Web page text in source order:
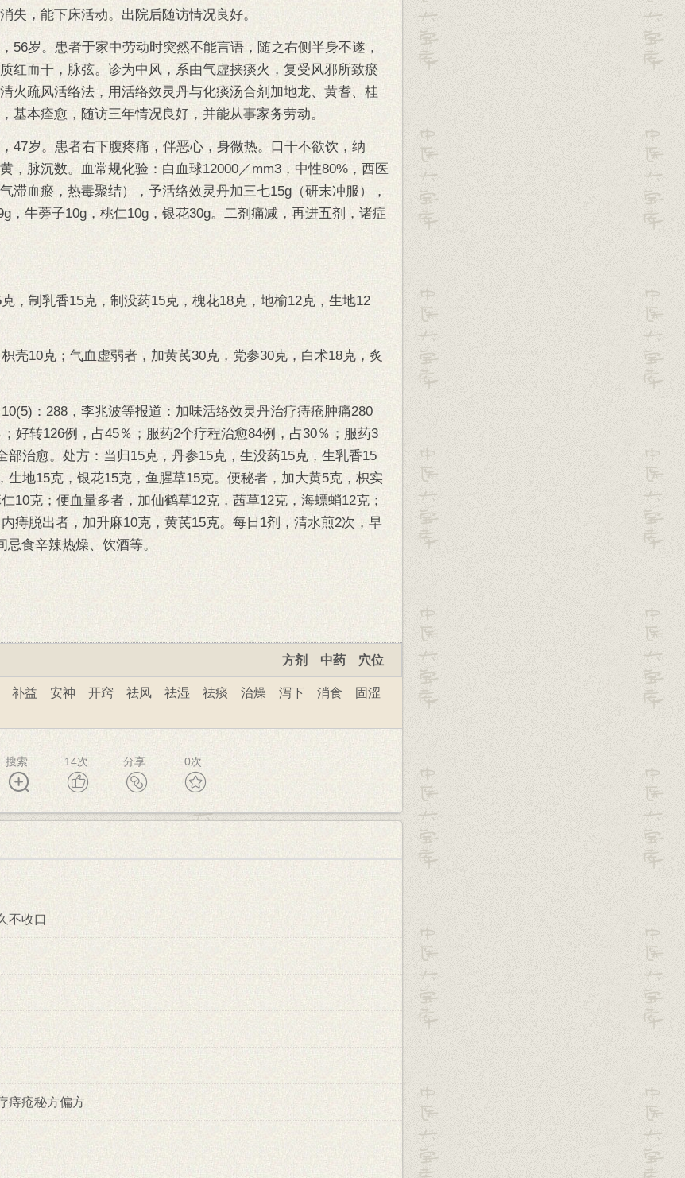
失，能下床活动。出院后随访情况良好。
岁。患者于家中劳动时突然不能言语，随之右侧半身不遂，
红而干，脉弦。诊为中风，系由气虚挟痰火，复受风邪所致瘀
火疏风活络法，用活络效灵丹与化痰汤合剂加地龙、黄耆、桂
基本痊愈，随访三年情况良好，并能从事家务劳动。
47岁。患者右下腹疼痛，伴恶心，身微热。口干不欲饮，纳
，脉沉数。血常规化验：白血球12000／mm3，中性80%，西医
滞血瘀，热毒聚结），予活络效灵丹加三七15g（研末冲服），
，牛蒡子10g，桃仁10g，银花30g。二剂痛减，再进五剂，诸症
，制乳香15克，制没药15克，槐花18克，地榆12克，生地12
壳10克；气血虚弱者，加黄芪30克，党参30克，白术18克，炙
：288，李兆波等报道：加味活络效灵丹治疗痔疮肿痛280
好转126例，占45％；服药2个疗程治愈84例，占30％；服药3
部治愈。处方：当归15克，丹参15克，生没药15克，生乳香15
生地15克，银花15克，鱼腥草15克。便秘者，加大黄5克，枳实
10克；便血量多者，加仙鹤草12克，茜草12克，海螵蛸12克；
痔脱出者，加升麻10克，黄芪15克。每日1剂，清水煎2次，早
食辛辣热燥、饮酒等。
穴位
中药
方剂
补益 安神 开窍 祛风 祛湿 祛痰 治燥 泻下 消食
固涩
搜索 14次 分享 0次
不收口
痔疮秘方偏方